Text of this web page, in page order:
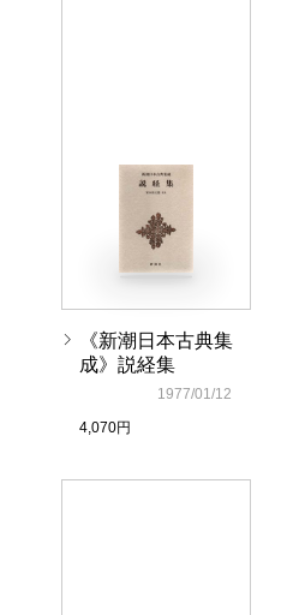
《新潮日本古典集
成》説経集
4,070円
1977/01/12